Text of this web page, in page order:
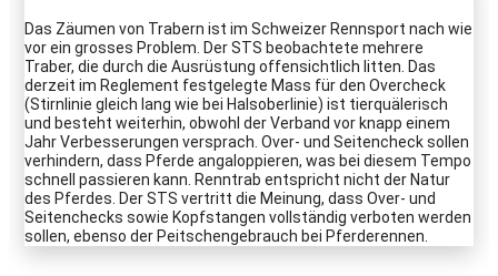
Das Zäumen von Trabern ist im Schweizer Rennsport nach wie
vor ein grosses Problem. Der STS beobachtete mehrere
Traber, die durch die Ausrüstung offensichtlich litten. Das
derzeit im Reglement festgelegte Mass für den Overcheck
(Stirnlinie gleich lang wie bei Halsoberlinie) ist tierquälerisch
und besteht weiterhin, obwohl der Verband vor knapp einem
Jahr Verbesserungen versprach. Over- und Seitencheck sollen
verhindern, dass Pferde angaloppieren, was bei diesem Tempo
schnell passieren kann. Renntrab entspricht nicht der Natur
des Pferdes. Der STS vertritt die Meinung, dass Over- und
Seitenchecks sowie Kopfstangen vollständig verboten werden
sollen, ebenso der Peitschengebrauch bei Pferderennen.